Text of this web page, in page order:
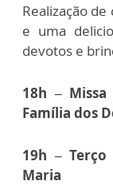
Realização
e uma
devotos e
18h –
Família dos
19h –
Maria